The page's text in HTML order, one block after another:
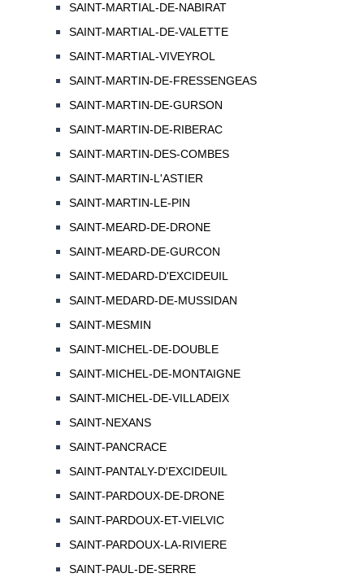
SAINT-MARTIAL-DE-NABIRAT
SAINT-MARTIAL-DE-VALETTE
SAINT-MARTIAL-VIVEYROL
SAINT-MARTIN-DE-FRESSENGEAS
SAINT-MARTIN-DE-GURSON
SAINT-MARTIN-DE-RIBERAC
SAINT-MARTIN-DES-COMBES
SAINT-MARTIN-L'ASTIER
SAINT-MARTIN-LE-PIN
SAINT-MEARD-DE-DRONE
SAINT-MEARD-DE-GURCON
SAINT-MEDARD-D'EXCIDEUIL
SAINT-MEDARD-DE-MUSSIDAN
SAINT-MESMIN
SAINT-MICHEL-DE-DOUBLE
SAINT-MICHEL-DE-MONTAIGNE
SAINT-MICHEL-DE-VILLADEIX
SAINT-NEXANS
SAINT-PANCRACE
SAINT-PANTALY-D'EXCIDEUIL
SAINT-PARDOUX-DE-DRONE
SAINT-PARDOUX-ET-VIELVIC
SAINT-PARDOUX-LA-RIVIERE
SAINT-PAUL-DE-SERRE